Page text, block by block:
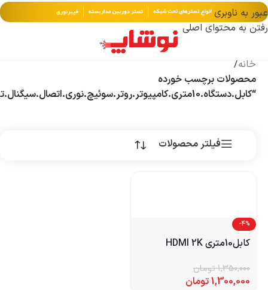
عبور به ناوبری
رفتن به محتوای اصلی
خانه/
محصولات برچسب خورده
“کابل.دستگاه.10متری.کامپیوتر.روتر.سوئیچ.نوری.اتصال.سیگنال.تجهیزات.”
فیلتر محصولات
-4%
کابل10متری HDMI 2K
1,350,000تومان
1,300,000تومان